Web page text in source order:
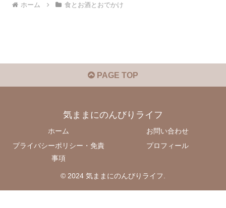
ホーム 食とお酒とおでかけ
PAGE TOP
気ままにのんびりライフ
ホーム
お問い合わせ
プライバシーポリシー・免責
事項
プロフィール
© 2024 気ままにのんびりライフ.